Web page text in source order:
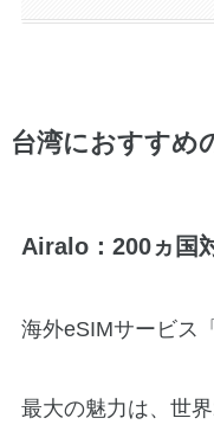
台湾におすすめ
Airalo：200ヵ国
海外eSIMサービス
最大の魅力は、世